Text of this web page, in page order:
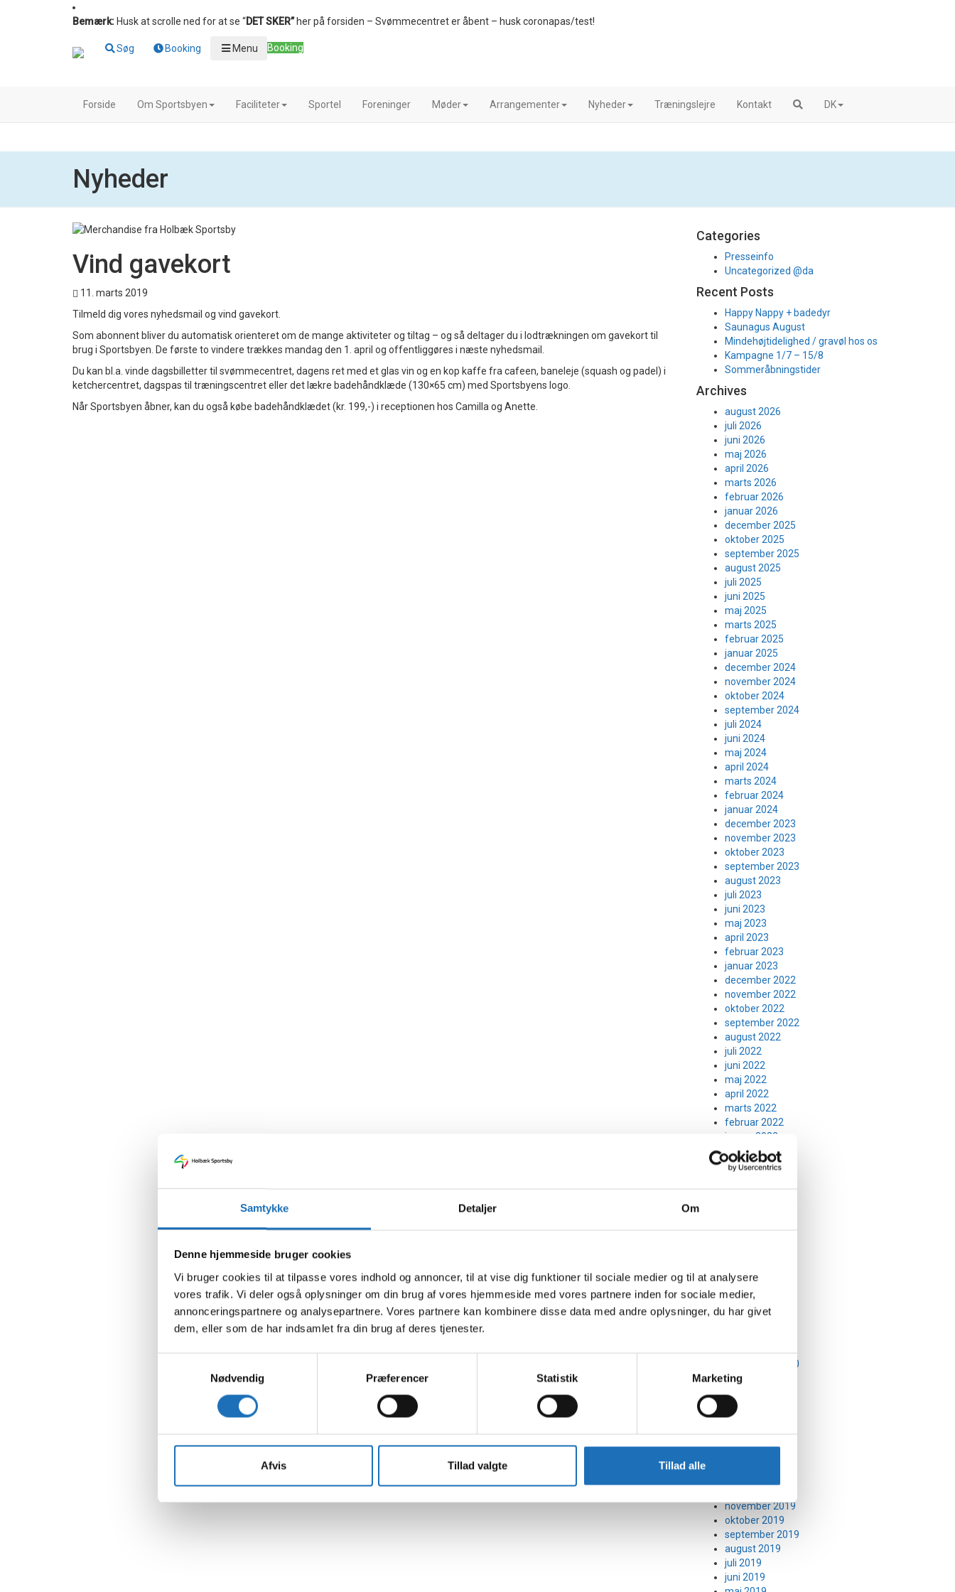
Samtykke Detaljer Om
Denne hjemmeside bruger cookies
Vi bruger cookies til at tilpasse vores indhold og annoncer, til at vise dig funktioner til sociale medier og til at analysere
vores trafik. Vi deler også oplysninger om din brug af vores hjemmeside med vores partnere inden for sociale medier,
annonceringspartnere og analysepartnere. Vores partnere kan kombinere disse data med andre oplysninger, du har givet
dem, eller som de har indsamlet fra din brug af deres tjenester.
Nødvendig
Præferencer Statistik Marketing
Afvis Tillad valgte Tillad alle
Bemærk: Husk at scrolle ned for at se “DET SKER”her på forsiden – Svømmecentret er åbent – husk coronapas/test!
Søg Booking Menu Booking
Forside Om Sportsbyen Faciliteter Sportel Foreninger Møder Arrangementer Nyheder Træningslejre Kontakt DK
Nyheder
Vind gavekort
11. marts 2019
Tilmeld dig vores nyhedsmail og vind gavekort.
Som abonnent bliver du automatisk orienteret om de mange aktiviteter og tiltag – og så deltager du i lodtrækningen om gavekort til
brug i Sportsbyen. De første to vindere trækkes mandag den 1. april og offentliggøres i næste nyhedsmail.
Du kan bl.a. vinde dagsbilletter til svømmecentret, dagens ret med et glas vin og en kop kaffe fra cafeen, baneleje (squash og padel) i
ketchercentret, dagspas til træningscentret eller det lækre badehåndklæde (130×65 cm) med Sportsbyens logo.
Når Sportsbyen åbner, kan du også købe badehåndklædet (kr. 199,-) i receptionen hos Camilla og Anette.
Categories
Presseinfo
Uncategorized @da
Recent Posts
Happy Nappy + badedyr
Saunagus August
Mindehøjtidelighed / gravøl hos os
Kampagne 1/7 – 15/8
Sommeråbningstider
Archives
august 2026
juli 2026
juni 2026
maj 2026
april 2026
marts 2026
februar 2026
januar 2026
december 2025
oktober 2025
september 2025
august 2025
juli 2025
juni 2025
maj 2025
marts 2025
februar 2025
januar 2025
december 2024
november 2024
oktober 2024
september 2024
juli 2024
juni 2024
maj 2024
april 2024
marts 2024
februar 2024
januar 2024
december 2023
november 2023
oktober 2023
september 2023
august 2023
juli 2023
juni 2023
maj 2023
april 2023
februar 2023
januar 2023
december 2022
november 2022
oktober 2022
september 2022
august 2022
juli 2022
juni 2022
maj 2022
april 2022
marts 2022
februar 2022
januar 2022
december 2021
november 2021
marts 2021
februar 2021
januar 2021
december 2020
september 2020
august 2020
juli 2020
juni 2020
maj 2020
april 2020
marts 2020
november 2019
oktober 2019
september 2019
august 2019
juli 2019
juni 2019